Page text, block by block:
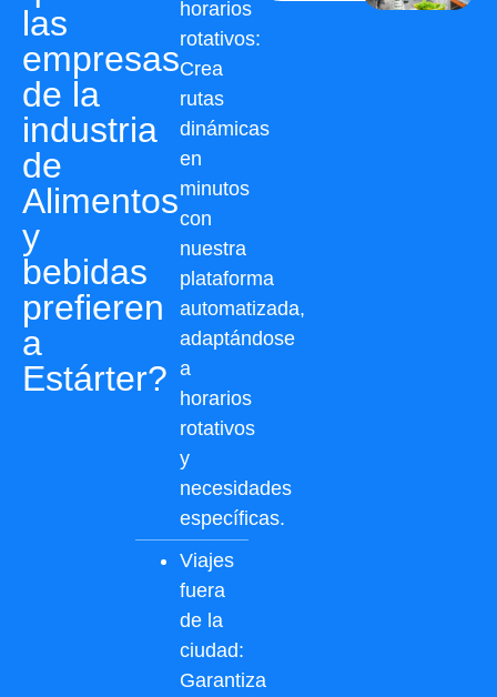
las
empresas
de la
industria
de
Alimentos
y
bebidas
prefieren
a
Estárter?
horarios
rotativos:
Crea
rutas
dinámicas
en
minutos
con
nuestra
plataforma
automatizada,
adaptándose
a
horarios
rotativos
y
necesidades
específicas.
Viajes
fuera
de la
ciudad:
Garantiza